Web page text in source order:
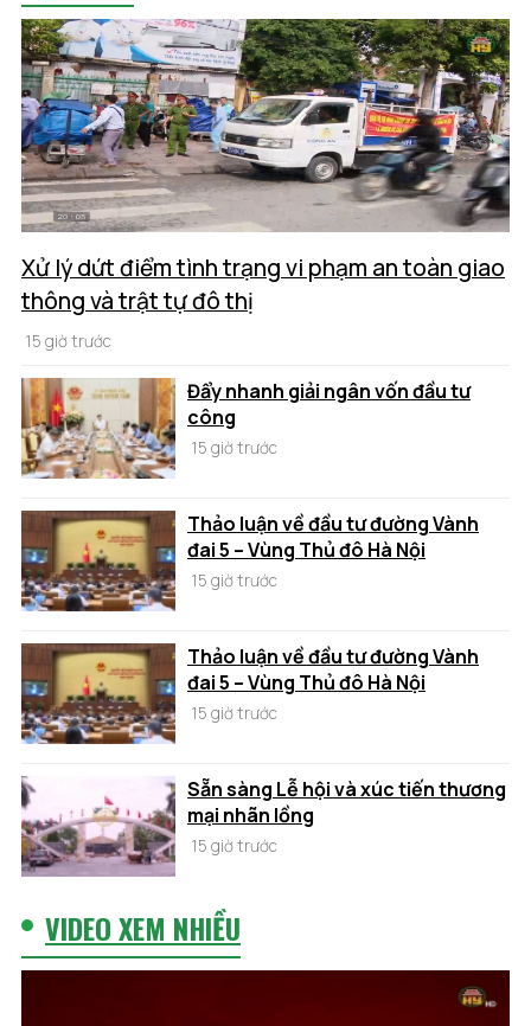
Xử lý dứt điểm tình trạng vi phạm an toàn giao
thông và trật tự đô thị
15 giờ trước
Đẩy nhanh giải ngân vốn đầu tư
công
15 giờ trước
Thảo luận về đầu tư đường Vành
đai 5 – Vùng Thủ đô Hà Nội
15 giờ trước
Thảo luận về đầu tư đường Vành
đai 5 – Vùng Thủ đô Hà Nội
15 giờ trước
Sẵn sàng Lễ hội và xúc tiến thương
mại nhãn lồng
15 giờ trước
VIDEO XEM NHIỀU